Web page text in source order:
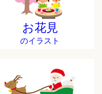
お花見
のイラスト